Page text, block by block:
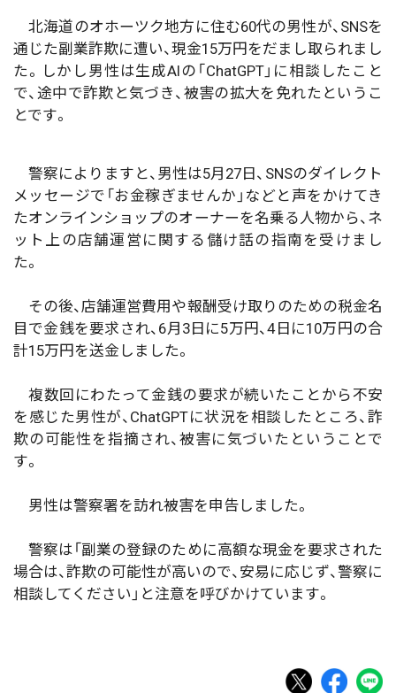
北海道のオホーツク地方に住む60代の男性が、SNSを
通じた副業詐欺に遭い、現金15万円をだまし取られまし
た。しかし男性は生成AIの「ChatGPT」に相談したこと
で、途中で詐欺と気づき、被害の拡大を免れたというこ
とです。
警察によりますと、男性は5月27日、SNSのダイレクト
メッセージで「お金稼ぎませんか」などと声をかけてき
たオンラインショップのオーナーを名乗る人物から、ネ
ット上の店舗運営に関する儲け話の指南を受けまし
た。
その後、店舗運営費用や報酬受け取りのための税金名
目で金銭を要求され、6月3日に5万円、4日に10万円の合
計15万円を送金しました。
複数回にわたって金銭の要求が続いたことから不安
を感じた男性が、ChatGPTに状況を相談したところ、詐
欺の可能性を指摘され、被害に気づいたということで
す。
男性は警察署を訪れ被害を申告しました。
警察は「副業の登録のために高額な現金を要求された
場合は、詐欺の可能性が高いので、安易に応じず、警察に
相談してください」と注意を呼びかけています。